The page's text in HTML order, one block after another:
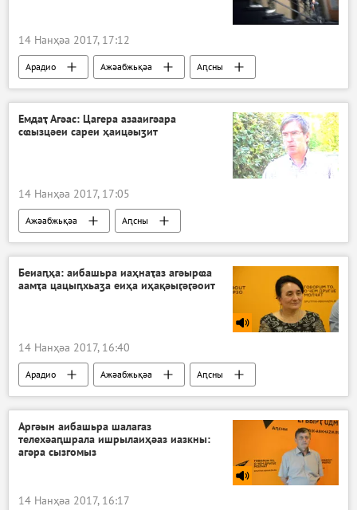
14 Нанҳәа 2017, 17:12
Арадио Ажәабжьқәа
Аԥсны
Агәалашәара амҩала
Емдаҭ Агәас: Цагера азааигәара
сҩызцәеи сареи ҳаицәыӡит
14 Нанҳәа 2017, 17:05
Ажәабжьқәа Аԥсны
Беиаԥҳа: аибашьра иаҳнаҭаз агәырҩа
аамҭа цацыԥхьаӡа еиҳа иҳақәыӷәӷәоит
14 Нанҳәа 2017, 16:40
Арадио Ажәабжьқәа Аԥсны
Аргәын аибашьра шалагаз
телехәаԥшрала ишрылаиҳәаз иазкны:
агәра сызгомыз
14 Нанҳәа 2017, 16:17